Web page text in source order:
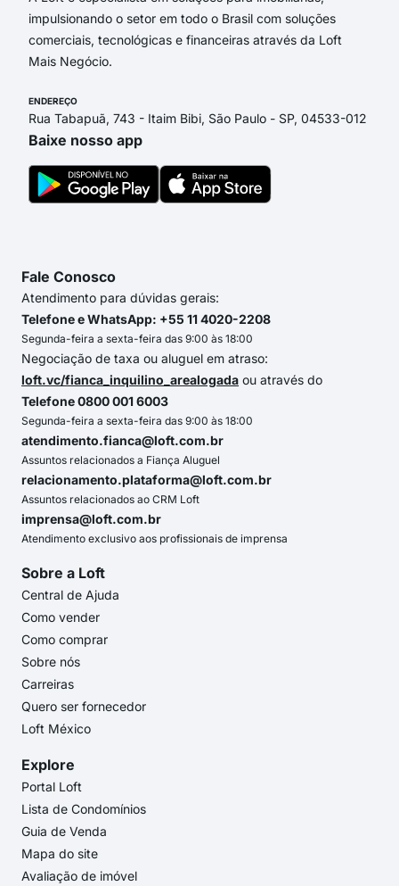
impulsionando o setor em todo o Brasil com soluções
comerciais, tecnológicas e financeiras através da Loft
Mais Negócio.
ENDEREÇO
Rua Tabapuã, 743 - Itaim Bibi, São Paulo - SP, 04533-012
Baixe nosso app
Fale Conosco
Atendimento para dúvidas gerais:
Telefone e WhatsApp: +55 11 4020-2208
Segunda-feira a sexta-feira das 9:00 às 18:00
Negociação de taxa ou aluguel em atraso:
loft.vc/fianca_inquilino_arealogada ou através do
Telefone 0800 001 6003
Segunda-feira a sexta-feira das 9:00 às 18:00
atendimento.fianca@loft.com.br
Assuntos relacionados a Fiança Aluguel
relacionamento.plataforma@loft.com.br
Assuntos relacionados ao CRM Loft
imprensa@loft.com.br
Atendimento exclusivo aos profissionais de imprensa
Sobre a Loft
Central de Ajuda
Como vender
Como comprar
Sobre nós
Carreiras
Quero ser fornecedor
Loft México
Explore
Portal Loft
Lista de Condomínios
Guia de Venda
Mapa do site
Avaliação de imóvel